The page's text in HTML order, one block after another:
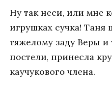
Ну так неси, или мне
игрушках сучка! Таня
тяжелому заду Веры и
постели, принесла
каучукового члена.